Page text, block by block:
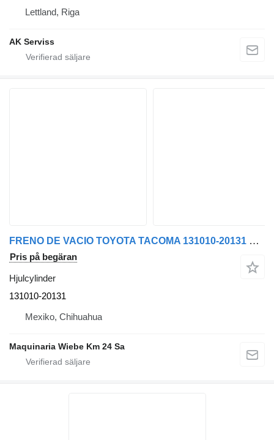
Lettland, Riga
AK Serviss
FRENO DE VACIO TOYOTA TACOMA 131010-20131 hjulcylinder
Pris på begäran
Hjulcylinder
131010-20131
Mexiko, Chihuahua
Maquinaria Wiebe Km 24 Sa